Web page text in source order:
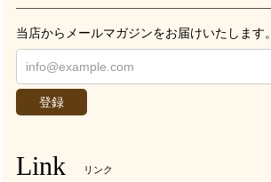
当店からメールマガジンをお届けいたします。
登録
Link リンク